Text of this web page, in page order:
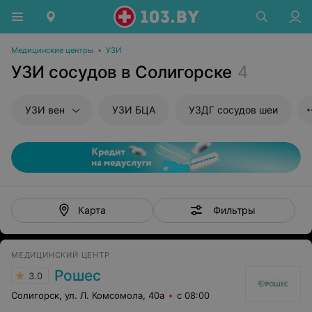
Медицинские центры • УЗИ
УЗИ сосудов в Солигорске 4
УЗИ вен УЗИ БЦА УЗДГ сосудов шеи
Карта Фильтры
МЕДИЦИНСКИЙ ЦЕНТР
3.0 Рошес
Солигорск, ул. Л. Комсомола, 40а с 08:00